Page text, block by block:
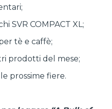
SVR COMPACT XL;
tè e caffè;
prodotti del mese;
prossime fiere.